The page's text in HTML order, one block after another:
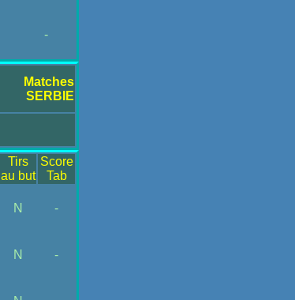
-
Matches
SERBIE
Tirs
au but
Score
Tab
N -
N -